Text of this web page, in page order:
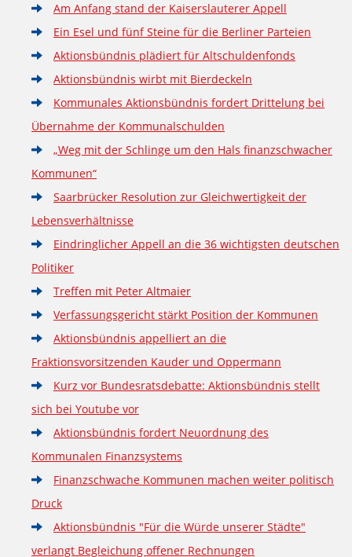
Am Anfang stand der Kaiserslauterer Appell
Ein Esel und fünf Steine für die Berliner Parteien
Aktionsbündnis plädiert für Altschuldenfonds
Aktionsbündnis wirbt mit Bierdeckeln
Kommunales Aktionsbündnis fordert Drittelung bei
Übernahme der Kommunalschulden
„Weg mit der Schlinge um den Hals finanzschwacher
Kommunen“
Saarbrücker Resolution zur Gleichwertigkeit der
Lebensverhältnisse
Eindringlicher Appell an die 36 wichtigsten deutschen
Politiker
Treffen mit Peter Altmaier
Verfassungsgericht stärkt Position der Kommunen
Aktionsbündnis appelliert an die
Fraktionsvorsitzenden Kauder und Oppermann
Kurz vor Bundesratsdebatte: Aktionsbündnis stellt
sich bei Youtube vor
Aktionsbündnis fordert Neuordnung des
Kommunalen Finanzsystems
Finanzschwache Kommunen machen weiter politisch
Druck
Aktionsbündnis "Für die Würde unserer Städte"
verlangt Begleichung offener Rechnungen